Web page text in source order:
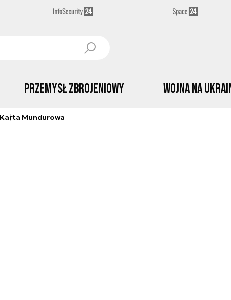
Przemysł Zbrojeniowy Wojna na
Karta Mundurowa